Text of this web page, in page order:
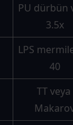
PU dürbün
3.5x
LPS
40
TT veya